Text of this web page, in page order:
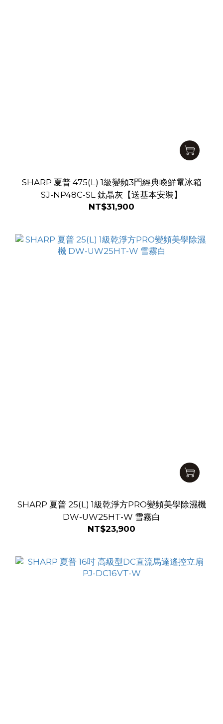
SHARP 夏普 475(L) 1級變頻3門經典喚鮮電冰箱
SJ-NP48C-SL 鈦晶灰【送基本安裝】
NT$31,900
SHARP 夏普 25(L) 1級乾淨方PRO變頻美學除濕機
DW-UW25HT-W 雪霧白
NT$23,900